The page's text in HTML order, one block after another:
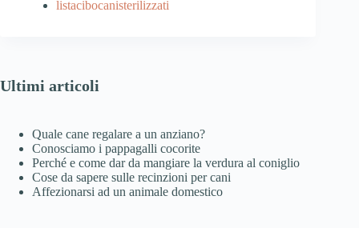
listacibocanisterilizzati
Ultimi articoli
Quale cane regalare a un anziano?
Conosciamo i pappagalli cocorite
Perché e come dar da mangiare la verdura al coniglio
Cose da sapere sulle recinzioni per cani
Affezionarsi ad un animale domestico